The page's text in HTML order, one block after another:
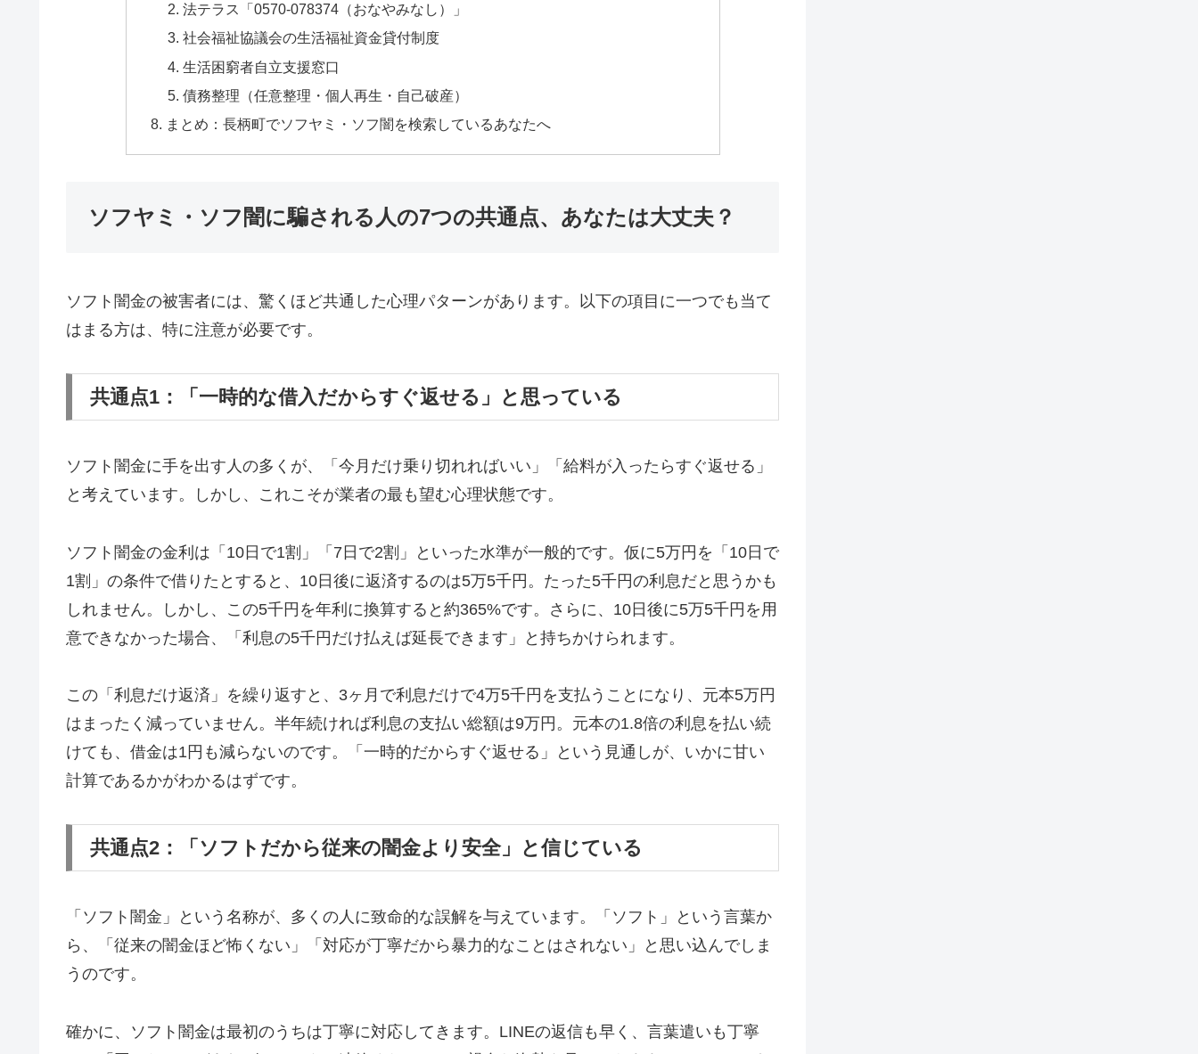
法テラス「0570-078374（おなやみなし）」
社会福祉協議会の生活福祉資金貸付制度
生活困窮者自立支援窓口
債務整理（任意整理・個人再生・自己破産）
まとめ：長柄町でソフヤミ・ソフ闇を検索しているあなたへ
ソフヤミ・ソフ闇に騙される人の7つの共通点、あなたは大丈夫？
ソフト闇金の被害者には、驚くほど共通した心理パターンがあります。以下の項目に一つでも当て
はまる方は、特に注意が必要です。
共通点1：「一時的な借入だからすぐ返せる」と思っている
ソフト闇金に手を出す人の多くが、「今月だけ乗り切れればいい」「給料が入ったらすぐ返せる」
と考えています。しかし、これこそが業者の最も望む心理状態です。
ソフト闇金の金利は「10日で1割」「7日で2割」といった水準が一般的です。仮に5万円を「10日で
1割」の条件で借りたとすると、10日後に返済するのは5万5千円。たった5千円の利息だと思うかも
しれません。しかし、この5千円を年利に換算すると約365%です。さらに、10日後に5万5千円を用
意できなかった場合、「利息の5千円だけ払えば延長できます」と持ちかけられます。
この「利息だけ返済」を繰り返すと、3ヶ月で利息だけで4万5千円を支払うことになり、元本5万円
はまったく減っていません。半年続ければ利息の支払い総額は9万円。元本の1.8倍の利息を払い続
けても、借金は1円も減らないのです。「一時的だからすぐ返せる」という見通しが、いかに甘い
計算であるかがわかるはずです。
共通点2：「ソフトだから従来の闇金より安全」と信じている
「ソフト闇金」という名称が、多くの人に致命的な誤解を与えています。「ソフト」という言葉か
ら、「従来の闇金ほど怖くない」「対応が丁寧だから暴力的なことはされない」と思い込んでしま
うのです。
確かに、ソフト闇金は最初のうちは丁寧に対応してきます。LINEの返信も早く、言葉遣いも丁寧